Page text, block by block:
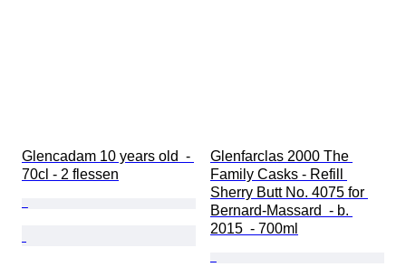
Glencadam 10 years old  -
70cl - 2 flessen
Glenfarclas 2000 The
Family Casks - Refill
Sherry Butt No. 4075 for
Bernard-Massard  - b.
2015  - 700ml